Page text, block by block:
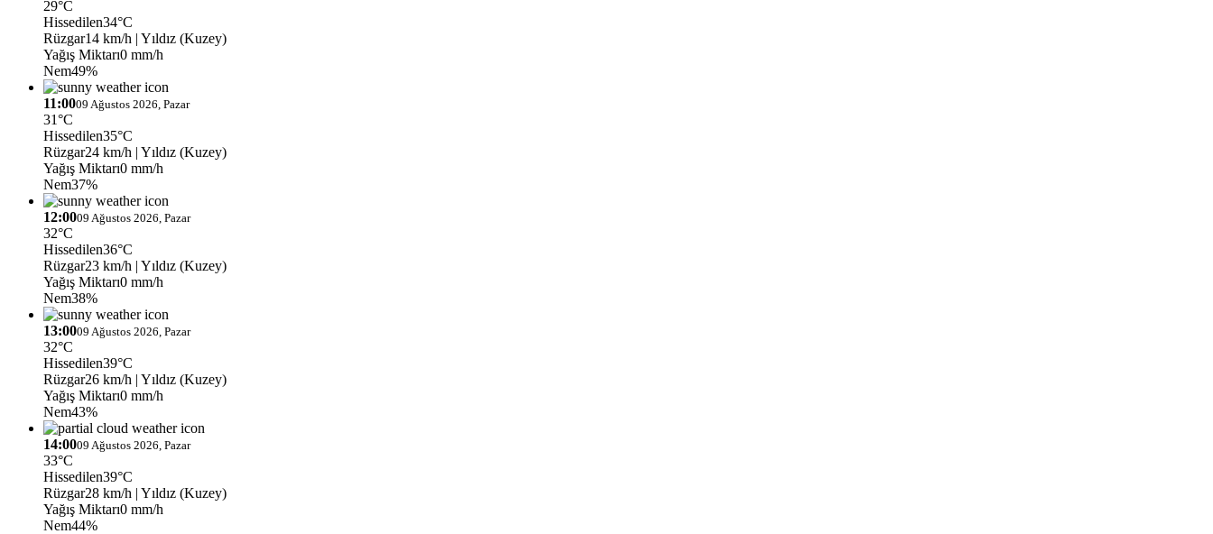
29°C
Hissedilen34°C
Rüzgar14 km/h | Yıldız (Kuzey)
Yağış Miktarı0 mm/h
Nem49%
11:0009 Ağustos 2026, Pazar
31°C
Hissedilen35°C
Rüzgar24 km/h | Yıldız (Kuzey)
Yağış Miktarı0 mm/h
Nem37%
12:0009 Ağustos 2026, Pazar
32°C
Hissedilen36°C
Rüzgar23 km/h | Yıldız (Kuzey)
Yağış Miktarı0 mm/h
Nem38%
13:0009 Ağustos 2026, Pazar
32°C
Hissedilen39°C
Rüzgar26 km/h | Yıldız (Kuzey)
Yağış Miktarı0 mm/h
Nem43%
14:0009 Ağustos 2026, Pazar
33°C
Hissedilen39°C
Rüzgar28 km/h | Yıldız (Kuzey)
Yağış Miktarı0 mm/h
Nem44%